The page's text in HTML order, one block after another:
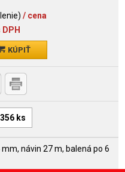
/ cena
KÚPIŤ
ks
návin 27 m, balená po 6